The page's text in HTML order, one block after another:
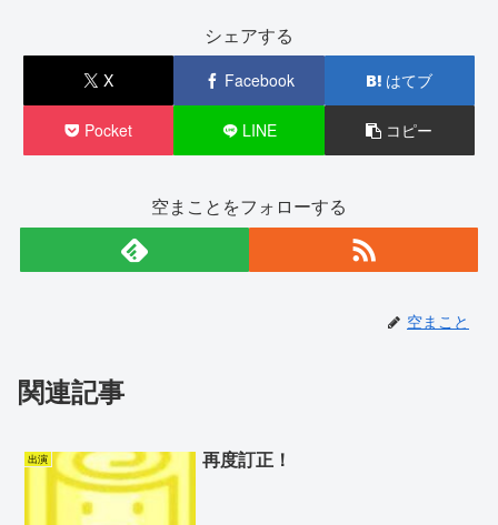
シェアする
X Facebook はてブ
Pocket LINE コピー
空まことをフォローする
空まこと
関連記事
出演 再度訂正！